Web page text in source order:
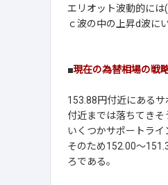
エリオット波動的に
ｃ波の中の上昇d波にい
■現在の為替相場の戦
153.88円付近にある
付近までは落ちてきそ
いくつかサポートライ
そのため152.00～
ろである。